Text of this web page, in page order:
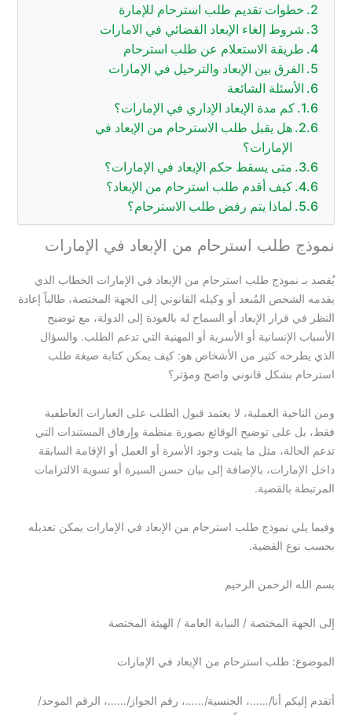
خطوات تقديم طلب استرحام للإمارة
شروط إلغاء الإبعاد القضائي في الامارات
طريقة الاستعلام عن طلب استرحام
الفرق بين الإبعاد والترحيل في الإمارات
الأسئلة الشائعة
كم مدة الإبعاد الإداري في الإمارات؟
هل يقبل طلب الاسترحام من الإبعاد في
الإمارات؟
متى يسقط حكم الإبعاد في الإمارات؟
كيف أقدم طلب استرحام من الإبعاد؟
لماذا يتم رفض طلب الاسترحام؟
نموذج طلب استرحام من الإبعاد في الإمارات
يُقصد بـ نموذج طلب استرحام من الإبعاد في الإمارات الخطاب الذي
يقدمه الشخص المُبعد أو وكيله القانوني إلى الجهة المختصة، طالباً إعادة
النظر في قرار الإبعاد أو السماح له بالعودة إلى الدولة، مع توضيح
الأسباب الإنسانية أو الأسرية أو المهنية التي تدعم الطلب. والسؤال
الذي يطرحه كثير من الأشخاص هو: كيف يمكن كتابة صيغة طلب
استرحام بشكل قانوني واضح ومؤثر؟
ومن الناحية العملية، لا يعتمد قبول الطلب على العبارات العاطفية
فقط، بل على توضيح الوقائع بصورة منظمة وإرفاق المستندات التي
تدعم الحالة، مثل ما يثبت وجود الأسرة أو العمل أو الإقامة السابقة
داخل الإمارات، بالإضافة إلى بيان حسن السيرة أو تسوية الالتزامات
المرتبطة بالقضية.
وفيما يلي نموذج طلب استرحام من الإبعاد في الإمارات يمكن تعديله
بحسب نوع القضية.
بسم الله الرحمن الرحيم
إلى الجهة المختصة / النيابة العامة / الهيئة المختصة
الموضوع: طلب استرحام من الإبعاد في الإمارات
أتقدم إليكم أنا/……، الجنسية/……، رقم الجواز/……، الرقم الموحد/